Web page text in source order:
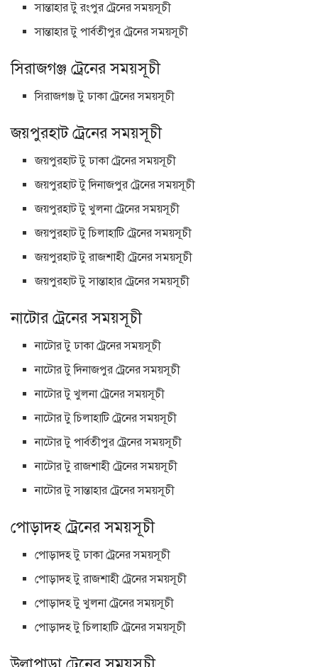
সান্তাহার টু রংপুর ট্রেনের সময়সূচী
সান্তাহার টু পার্বতীপুর ট্রেনের সময়সূচী
সিরাজগঞ্জ ট্রেনের সময়সূচী
সিরাজগঞ্জ টু ঢাকা ট্রেনের সময়সূচী
জয়পুরহাট ট্রেনের সময়সূচী
জয়পুরহাট টু ঢাকা ট্রেনের সময়সূচী
জয়পুরহাট টু দিনাজপুর ট্রেনের সময়সূচী
জয়পুরহাট টু খুলনা ট্রেনের সময়সূচী
জয়পুরহাট টু চিলাহাটি ট্রেনের সময়সূচী
জয়পুরহাট টু রাজশাহী ট্রেনের সময়সূচী
জয়পুরহাট টু সান্তাহার ট্রেনের সময়সূচী
নাটোর ট্রেনের সময়সূচী
নাটোর টু ঢাকা ট্রেনের সময়সূচী
নাটোর টু দিনাজপুর ট্রেনের সময়সূচী
নাটোর টু খুলনা ট্রেনের সময়সূচী
নাটোর টু চিলাহাটি ট্রেনের সময়সূচী
নাটোর টু পার্বতীপুর ট্রেনের সময়সূচী
নাটোর টু রাজশাহী ট্রেনের সময়সূচী
নাটোর টু সান্তাহার ট্রেনের সময়সূচী
পোড়াদহ ট্রেনের সময়সূচী
পোড়াদহ টু ঢাকা ট্রেনের সময়সূচী
পোড়াদহ টু রাজশাহী ট্রেনের সময়সূচী
পোড়াদহ টু খুলনা ট্রেনের সময়সূচী
পোড়াদহ টু চিলাহাটি ট্রেনের সময়সূচী